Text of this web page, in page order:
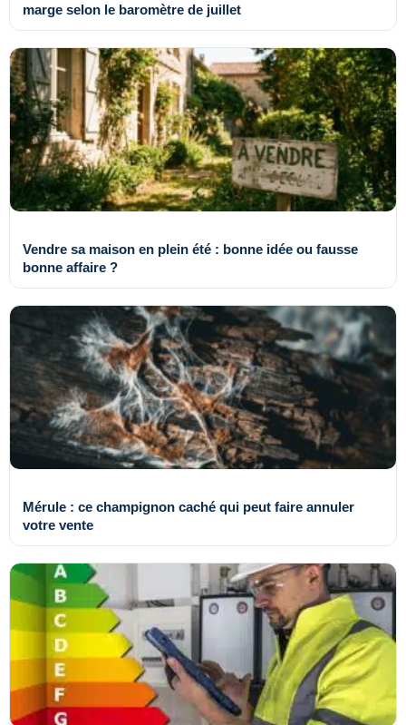
marge selon le baromètre de juillet
Vendre sa maison en plein été : bonne idée ou fausse
bonne affaire ?
Mérule : ce champignon caché qui peut faire annuler
votre vente